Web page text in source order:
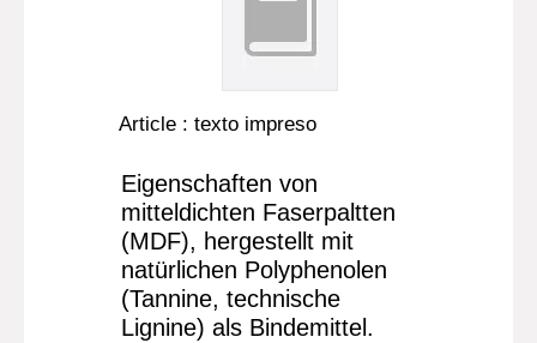
Article : texto impreso
Eigenschaften von
mitteldichten Faserpaltten
(MDF), hergestellt mit
natürlichen Polyphenolen
(Tannine, technische
Lignine) als Bindemittel.